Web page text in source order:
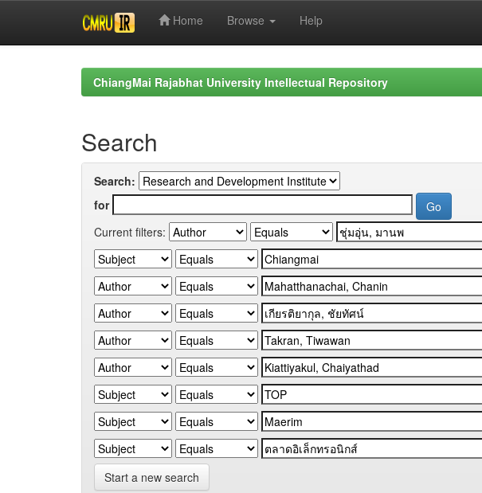
Home Browse Help
ChiangMai Rajabhat University Intellectual Repository
Search
Search:
for
Current filters:
Start a new search